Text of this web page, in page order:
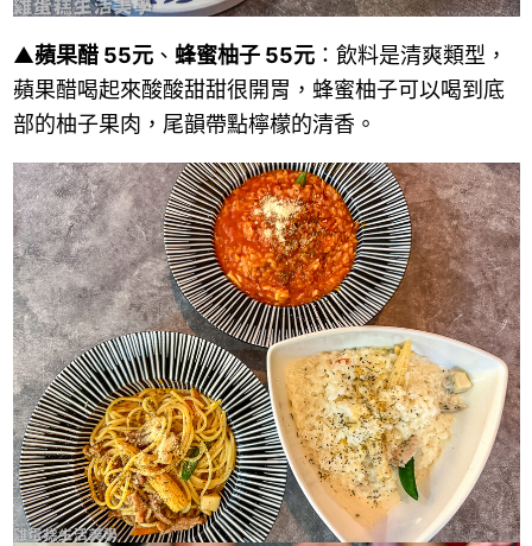
▲蘋果醋 55元、 蜂蜜柚子 55元：飲料是清爽類型，
蘋果醋喝起來酸酸甜甜很開胃，蜂蜜柚子可以喝到底
部的柚子果肉，尾韻帶點檸檬的清香。